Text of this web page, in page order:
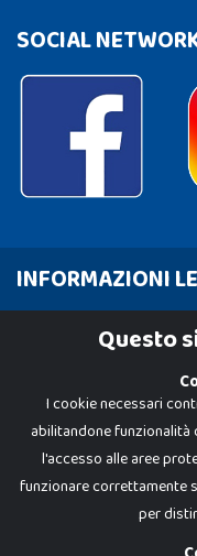
SOCIAL
INFORMAZIONI
Cookie PolicyQuesto
I cookie necessari
abilitandone funzionalità
l'accesso alle aree
funzionare correttamente
per